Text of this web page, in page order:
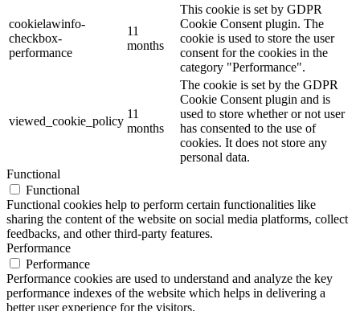
cookielawinfo-
checkbox-
performance
11
months
This cookie is set by GDPR
Cookie Consent plugin. The
cookie is used to store the user
consent for the cookies in the
category "Performance".
viewed_cookie_policy
11
months
The cookie is set by the GDPR
Cookie Consent plugin and is
used to store whether or not user
has consented to the use of
cookies. It does not store any
personal data.
Functional
Functional
Functional cookies help to perform certain functionalities like
sharing the content of the website on social media platforms, collect
feedbacks, and other third-party features.
Performance
Performance
Performance cookies are used to understand and analyze the key
performance indexes of the website which helps in delivering a
better user experience for the visitors.